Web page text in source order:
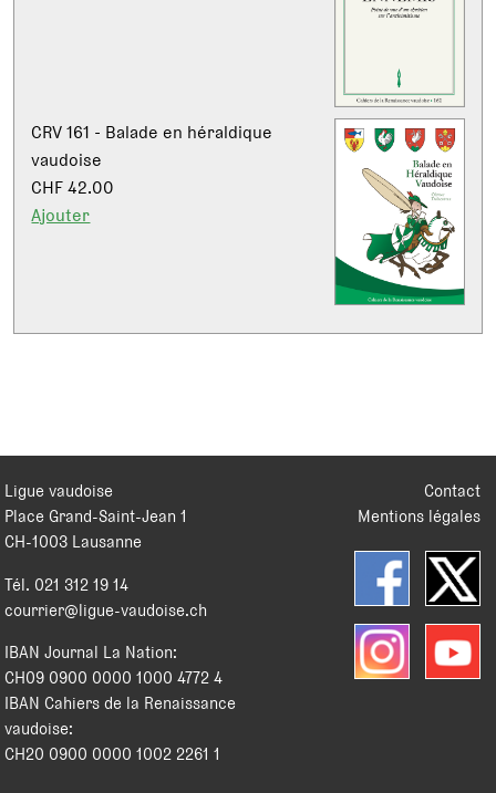
CRV 161 - Balade en héraldique
vaudoise
CHF 42.00
Ajouter
Contact
Mentions légales
Ligue vaudoise
Place Grand-Saint-Jean 1
CH-1003 Lausanne
Tél. 021 312 19 14
courrier@ligue-vaudoise.ch
IBAN Journal La Nation:
CH09 0900 0000 1000 4772 4
IBAN Cahiers de la Renaissance
vaudoise:
CH20 0900 0000 1002 2261 1